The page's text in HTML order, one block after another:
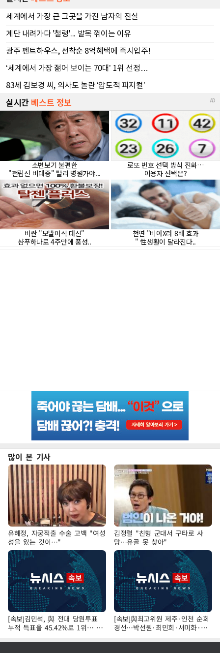
많이 본 기사
유혜정, 자궁적출 수술 고백 "여성
성을 잃는 것이…"
김정렬 "친형 군대서 구타로 사
망…유골 못 찾아"
[속보]김민석, 與 전대 당원투표
누적 득표율 45.42%로 1위… 정
청래 44.56%
[속보]與최고위원 제주·인천 순회
경선…박선원·최민희·서미화·한
민수·김용 순